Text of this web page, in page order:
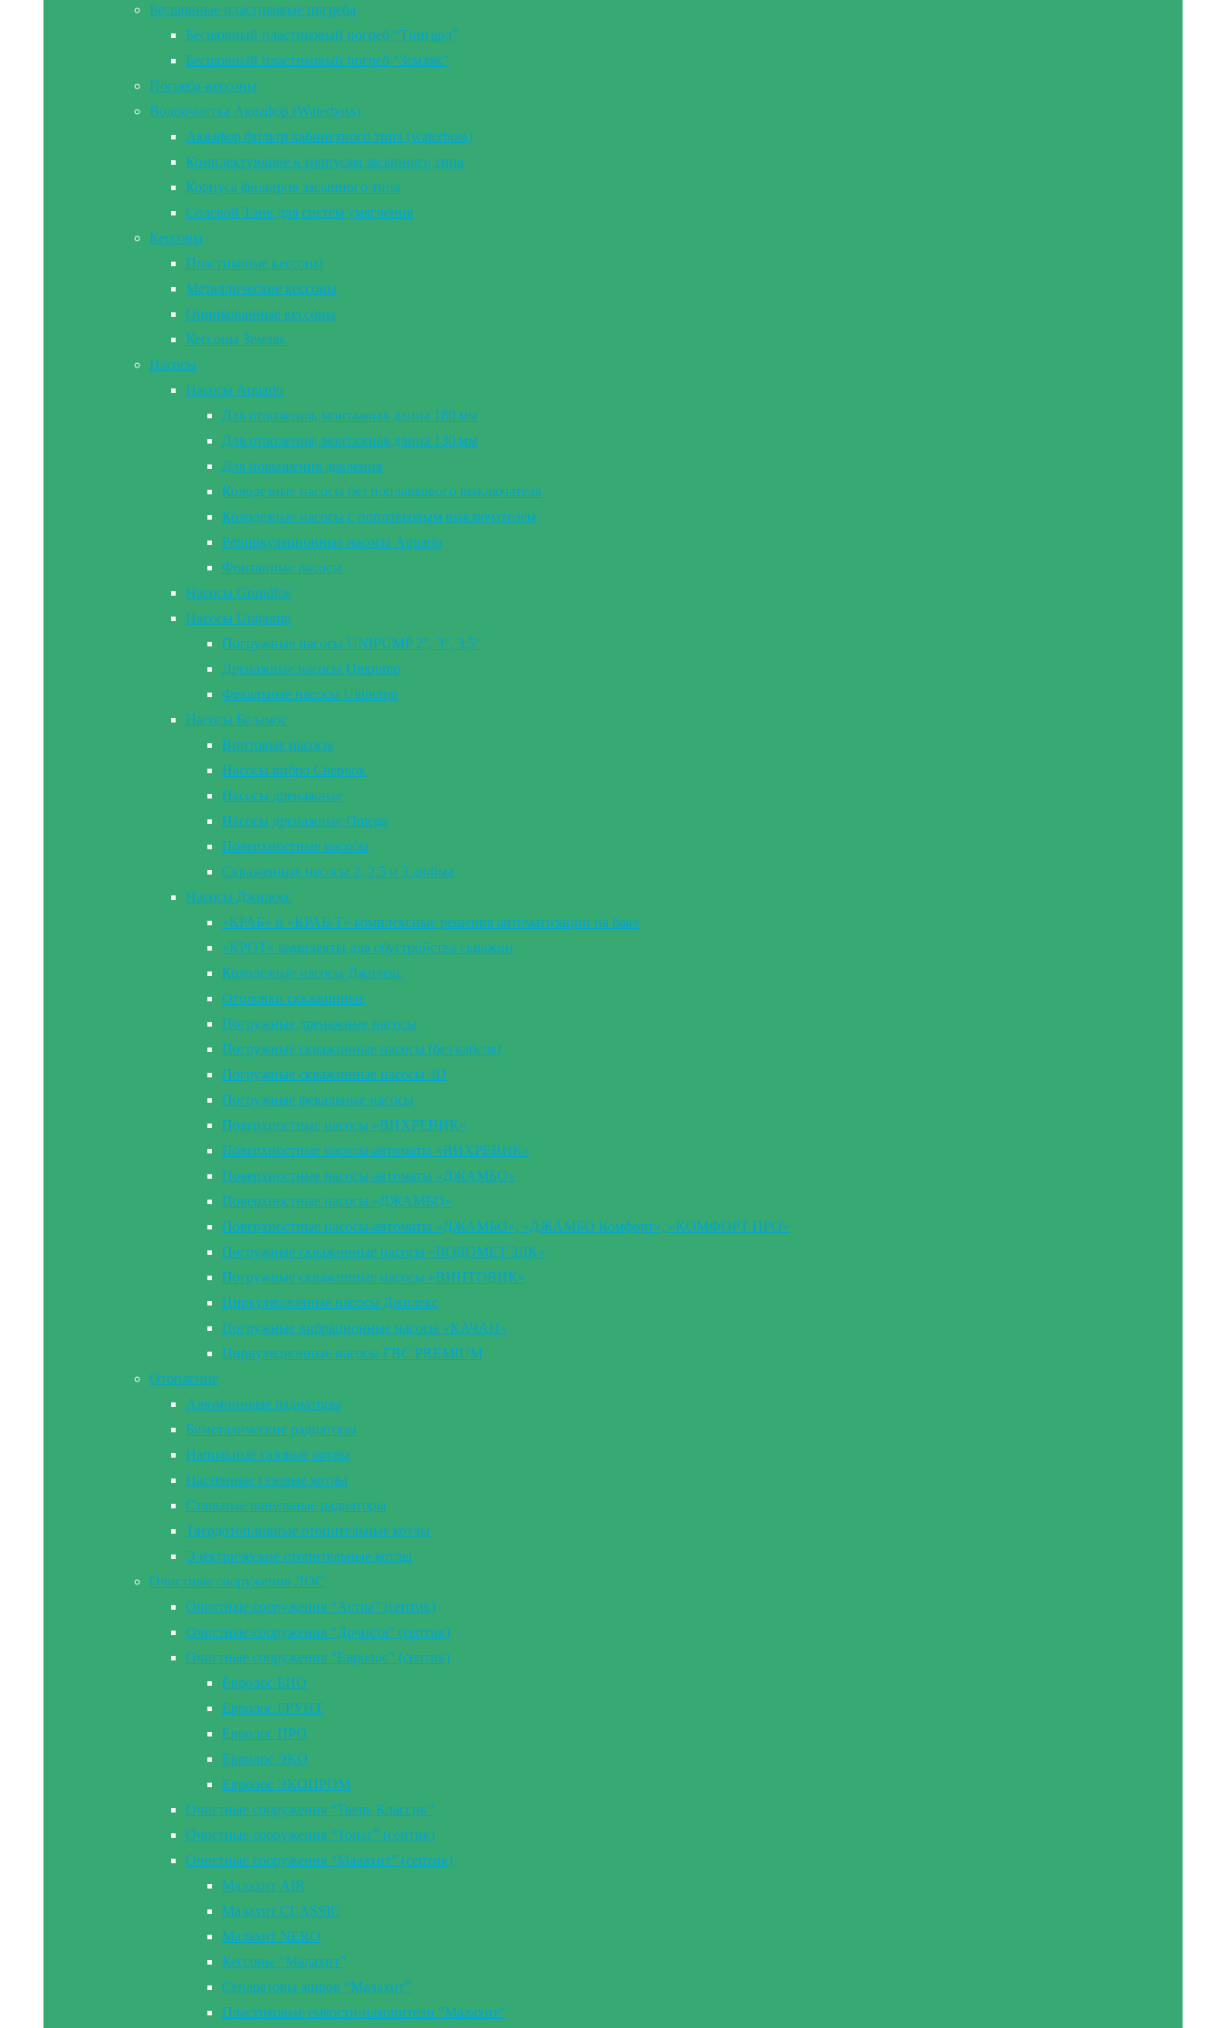
Бесшовные пластиковые погреба
Бесшовный пластиковый погреб “Тингард”
Бесшовный пластиковый погреб “Земляк”
Погреба-кессоны
Водоочистка Аквафор (Waterboss)
Аквафор фильтр кабинетного типа (waterboss)
Комплектующие к корпусам засыпного типа
Корпуса фильтров засыпного типа
Солевой Танк для систем умягчения
Кессоны
Пластиковые кессоны
Металлические кессоны
Оцинкованные кессоны
Кессоны Земляк
Насосы
Насосы Aquario
Для отопления, монтажная длина 180 мм
Для отопления, монтажная длина 130 мм
Для повышения давления
Колодезные насосы без поплавкового выключателя
Колодезные насосы с поплавковым выключателем
Рециркуляционные насосы Aquario
Фонтанные насосы
Насосы Grundfos
Насосы Unipump
Погружные насосы UNIPUMP 2″, 3″, 3,5″
Дренажные насосы Unipump
Фекальные насосы Unipump
Насосы Беламос
Винтовые насосы
Насосы вибро Сверчок
Насосы дренажные
Насосы дренажные Omega
Поверхностные насосы
Скваженные насосы 2, 2.5 и 3 дюйма
Насосы Джилекс
«КРАБ» и «КРАБ-Т» комплексные решения автоматизации на баке
«КРОТ» комплекты для обустройства скважин
Колодезные насосы Джилекс
Оголовки скважинные
Погружные дренажные насосы
Погружные скважинные насосы (без кабеля)
Погружные скважинные насосы 3D
Погружные фекальные насосы
Поверхностные насосы «ВИХРЕВИК»
Поверхностные насосы-автоматы «ВИХРЕВИК»
Поверхностные насосы-автоматы «ДЖАМБО»
Поверхностные насосы «ДЖАМБО»
Поверхностные насосы-автоматы «ДЖАМБО», «ДЖАМБО Комфорт», «КОМФОРТ ПРО»
Погружные скважинные насосы «ВОДОМЕТ 3ДК»
Погружные скважинные насосы «ВИНТОВИК»
Циркуляционные насосы Джилекс
Погружные вибрационные насосы «КАЧАН»
Циркуляционные насосы ГВС PREMIUM
Отопление
Алюминивые радиаторы
Биметалические радиаторы
Напольные газовые котлы
Настенные газовые котлы
Стальные панельные радиаторы
Твердотопливные отопительные котлы
Электрические отопительные котлы
Очистные сооружения ЛОС
Очистные сооружения “Астра” (септик)
Очистные сооружения “Дочиста” (септик)
Очистные сооружения “Евролос” (септик)
Евролос БИО
Евролос ГРУНТ
Евролос ПРО
Евролос ЭКО
Евролос ЭКОПРОМ
Очистные сооружения “Тверь Классик”
Очистные сооружения “Топас” (септик)
Очистные сооружения “Малахит” (септик)
Малахит AIR
Малахит CLASSIC
Малахит NERO
Кессоны “Малахит”
Сепараторы жиров “Малахит”
Пластиковые емкости-накопители “Малахит”